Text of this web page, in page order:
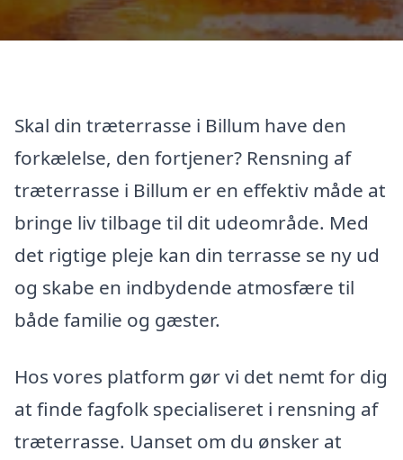
Skal din træterrasse i Billum have den
forkælelse, den fortjener? Rensning af
træterrasse i Billum er en effektiv måde at
bringe liv tilbage til dit udeområde. Med
det rigtige pleje kan din terrasse se ny ud
og skabe en indbydende atmosfære til
både familie og gæster.
Hos vores platform gør vi det nemt for dig
at finde fagfolk specialiseret i rensning af
træterrasse. Uanset om du ønsker at